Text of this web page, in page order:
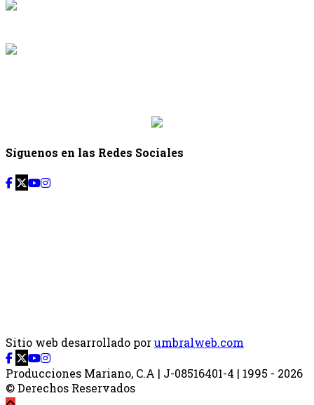
Síguenos en las Redes Sociales
Sitio web desarrollado porumbralweb.com
Producciones Mariano, C.A | J-08516401-4 | 1995 - 2026
© Derechos Reservados